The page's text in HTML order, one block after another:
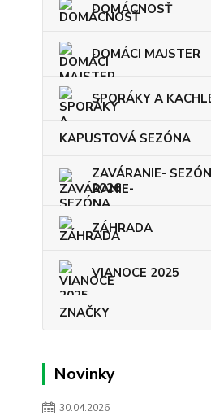
DOMÁCNOSŤ
DOMÁCI MAJSTER
SPORÁKY A
KAPUSTOVÁ SEZÓNA
ZAVÁRANIE-
2026
ZÁHRADA
VIANOCE 2025
ZNAČKY
Novinky
30.04.2026